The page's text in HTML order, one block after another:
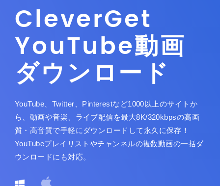
CleverGet
YouTube動画
ダウンロード
YouTube、Twitter、Pinterestなど1000以上のサイトか
ら、動画や音楽、ライブ配信を最大8K/320kbpsの高画
質・高音質で手軽にダウンロードして永久に保存！
YouTubeプレイリストやチャンネルの複数動画の一括ダ
ウンロードにも対応。